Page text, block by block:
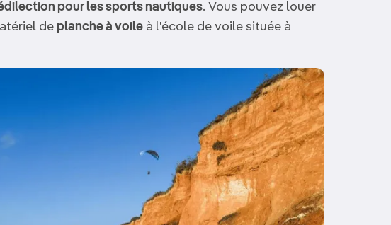
pour les sports nautiques. Vous pouvez louer
de planche à voile à l'école de voile située à